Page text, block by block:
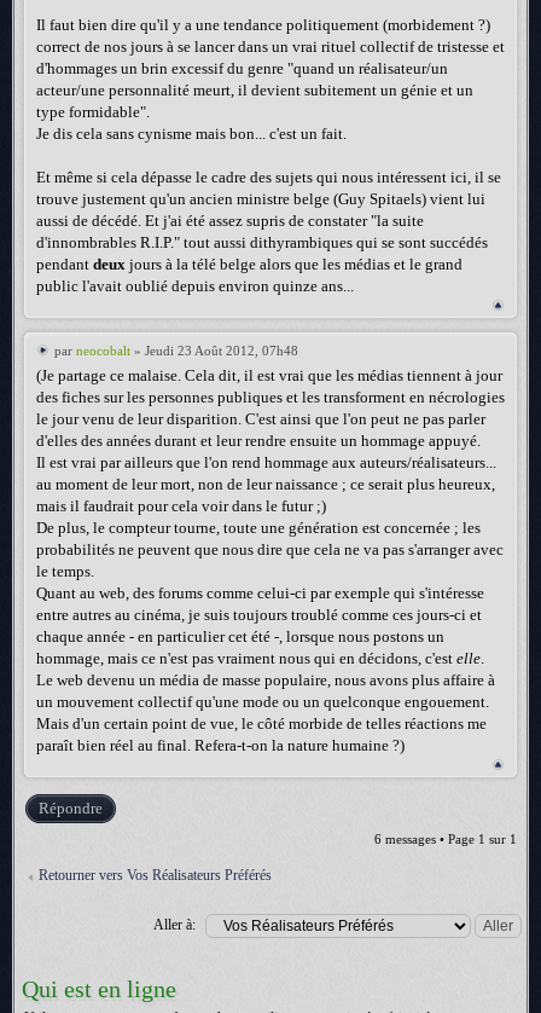
Il faut bien dire qu'il y a une tendance politiquement (morbidement ?)
correct de nos jours à se lancer dans un vrai rituel collectif de tristesse et
d'hommages un brin excessif du genre "quand un réalisateur/un
acteur/une personnalité meurt, il devient subitement un génie et un
type formidable".
Je dis cela sans cynisme mais bon... c'est un fait.
Et même si cela dépasse le cadre des sujets qui nous intéressent ici, il se
trouve justement qu'un ancien ministre belge (Guy Spitaels) vient lui
aussi de décédé. Et j'ai été assez supris de constater "la suite
d'innombrables R.I.P." tout aussi dithyrambiques qui se sont succédés
pendant deux jours à la télé belge alors que les médias et le grand
public l'avait oublié depuis environ quinze ans...
par neocobalt » Jeudi 23 Août 2012, 07h48
(Je partage ce malaise. Cela dit, il est vrai que les médias tiennent à jour
des fiches sur les personnes publiques et les transforment en nécrologies
le jour venu de leur disparition. C'est ainsi que l'on peut ne pas parler
d'elles des années durant et leur rendre ensuite un hommage appuyé.
Il est vrai par ailleurs que l'on rend hommage aux auteurs/réalisateurs...
au moment de leur mort, non de leur naissance ; ce serait plus heureux,
mais il faudrait pour cela voir dans le futur ;)
De plus, le compteur tourne, toute une génération est concernée ; les
probabilités ne peuvent que nous dire que cela ne va pas s'arranger avec
le temps.
Quant au web, des forums comme celui-ci par exemple qui s'intéresse
entre autres au cinéma, je suis toujours troublé comme ces jours-ci et
chaque année - en particulier cet été -, lorsque nous postons un
hommage, mais ce n'est pas vraiment nous qui en décidons, c'est elle.
Le web devenu un média de masse populaire, nous avons plus affaire à
un mouvement collectif qu'une mode ou un quelconque engouement.
Mais d'un certain point de vue, le côté morbide de telles réactions me
paraît bien réel au final. Refera-t-on la nature humaine ?)
Répondre
6 messages • Page 1 sur 1
Retourner vers Vos Réalisateurs Préférés
Aller à:
Qui est en ligne